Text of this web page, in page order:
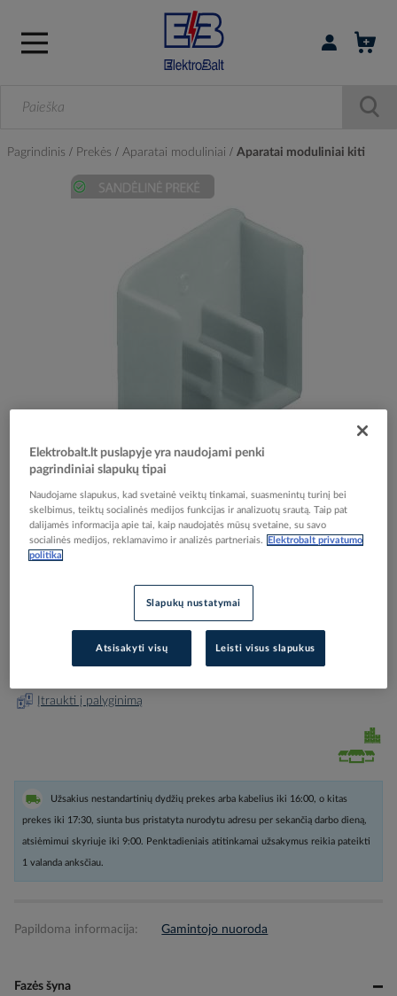
Prisijungti /
Pagrindinis Prekės Aparatai moduliniai Aparatai moduliniai kiti
the
beginning
Galas komutacinei šynai 3P PEKPS3 - PROTEC
Prisijunkite, norėdami pamatyti kainas
Įtraukti į palyginimą
Užsakius nestandartinių dydžių prekes arba kabelius iki 16:00, o kitas
prekes iki 17:30, siunta bus pristatyta nurodytu adresu per sekančią darbo dieną,
atsiėmimui skyriuje iki 9:00. Penktadieniais atitinkamai užsakymus reikia pateikti
1 valanda anksčiau.
Papildoma informacija: Gamintojo nuoroda
Fazės šyna
Elektrobalt.lt puslapyje yra naudojami penki
pagrindiniai slapukų tipai
Naudojame slapukus, kad svetainė veiktų tinkamai, suasmenintų turinį bei
skelbimus, teiktų socialinės medijos funkcijas ir analizuotų srautą. Taip pat
dalijamės informacija apie tai, kaip naudojatės mūsų svetaine, su savo
socialinės medijos, reklamavimo ir analizės partneriais.
Elektrobalt privatumo
politika
Slapukų nustatymai
Atsisakyti visų Leisti visus slapukus